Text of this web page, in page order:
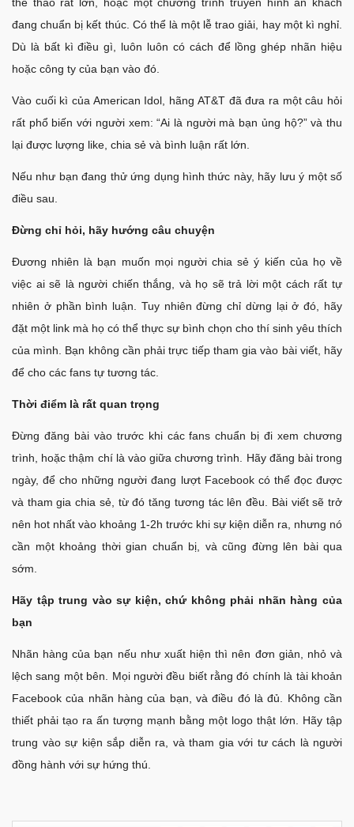
đang chuẩn bị kết thúc. Có thể là một lễ trao giải, hay một kì nghỉ.
Dù là bất kì điều gì, luôn luôn có cách để lồng ghép nhãn hiệu
hoặc công ty của bạn vào đó.
Vào cuối kì của American Idol, hãng AT&T đã đưa ra một câu hỏi
rất phổ biến với người xem: “Ai là người mà bạn ủng hộ?” và thu
lại được lượng like, chia sẻ và bình luận rất lớn.
Nếu như bạn đang thử ứng dụng hình thức này, hãy lưu ý một số
điều sau.
Đừng chỉ hỏi, hãy hướng câu chuyện
Đương nhiên là bạn muốn mọi người chia sẻ ý kiến của họ về
việc ai sẽ là người chiến thắng, và họ sẽ trả lời một cách rất tự
nhiên ở phần bình luận. Tuy nhiên đừng chỉ dừng lại ở đó, hãy
đặt một link mà họ có thể thực sự bình chọn cho thí sinh yêu thích
của mình. Bạn không cần phải trực tiếp tham gia vào bài viết, hãy
để cho các fans tự tương tác.
Thời điểm là rất quan trọng
Đừng đăng bài vào trước khi các fans chuẩn bị đi xem chương
trình, hoặc thậm chí là vào giữa chương trình. Hãy đăng bài trong
ngày, để cho những người đang lượt Facebook có thể đọc được
và tham gia chia sẻ, từ đó tăng tương tác lên đều. Bài viết sẽ trở
nên hot nhất vào khoảng 1-2h trước khi sự kiện diễn ra, nhưng nó
cần một khoảng thời gian chuẩn bị, và cũng đừng lên bài qua
sớm.
Hãy tập trung vào sự kiện, chứ không phải nhãn hàng của
bạn
Nhãn hàng của bạn nếu như xuất hiện thì nên đơn giản, nhỏ và
lệch sang một bên. Mọi người đều biết rằng đó chính là tài khoản
Facebook của nhãn hàng của bạn, và điều đó là đủ. Không cần
thiết phải tạo ra ấn tượng mạnh bằng một logo thật lớn. Hãy tập
trung vào sự kiện sắp diễn ra, và tham gia với tư cách là người
đồng hành với sự hứng thú.